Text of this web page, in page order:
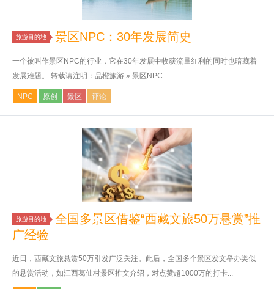
旅游目的地 景区NPC：30年发展简史
一个被叫作景区NPC的行业，它在30年发展中收获流量红利的同时也暗藏着
发展难题。 转载请注明：品橙旅游 » 景区NPC...
NPC 原创 景区 评论
旅游目的地
全国多景区借鉴“西藏文旅50万悬赏”推
广经验
近日，西藏文旅悬赏50万引发广泛关注。此后，全国多个景区发文举办类似
的悬赏活动，如江西葛仙村景区推文介绍，对点赞超1000万的打卡...